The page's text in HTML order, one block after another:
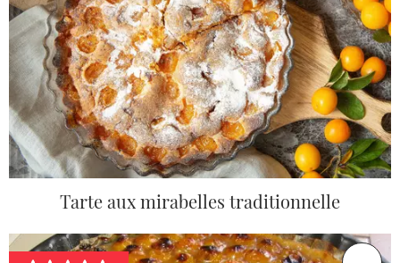
Tarte aux mirabelles traditionnelle